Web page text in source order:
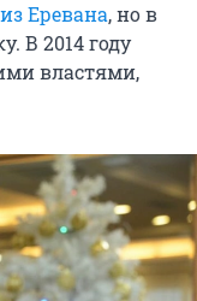
Еревана, но в
В 2014 году
властями,